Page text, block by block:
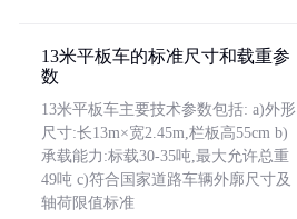
13米平板车的标准尺寸和载重参
数
13米平板车主要技术参数包括: a)外形
尺寸:长13m×宽2.45m,栏板高55cm b)
承载能力:标载30-35吨,最大允许总重
49吨 c)符合国家道路车辆外廓尺寸及
轴荷限值标准